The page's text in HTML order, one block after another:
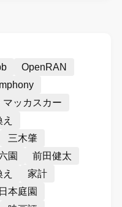
OpenRAN
マッカスカー
三木肇
園
前田健太
家計
日本庭園